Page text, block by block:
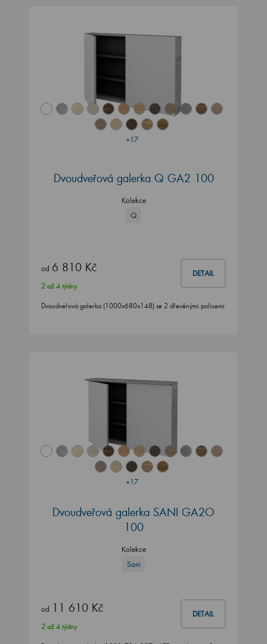
+17
Dvoudveřová galerka Q GA2 100
Kolekce
Q
od 6 810 Kč DETAIL
2 až 4 týdny
Dvoudveřová galerka (1000x680x148) se 2 dřevěnými policemi
+17
Dvoudveřová galerka SANI GA2O
100
Kolekce
Sani
od 11 610 Kč DETAIL
2 až 4 týdny